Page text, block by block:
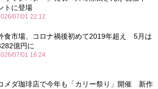
トに登場
07/01 22:12
食市場、コロナ禍後初めて2019年超え 5月は
億円に
07/01 16:24
メダ珈琲店で今年も「カリー祭り」開催 新作